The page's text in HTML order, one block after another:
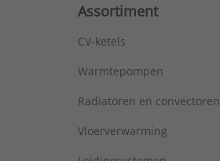
Assortiment
CV-ketels
Warmtepompen
Radiatoren en convectoren
Vloerverwarming